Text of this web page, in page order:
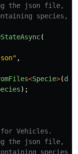
the json file,
species,
(
" ,
<Specie>(
);
for Vehicles.
the json file,